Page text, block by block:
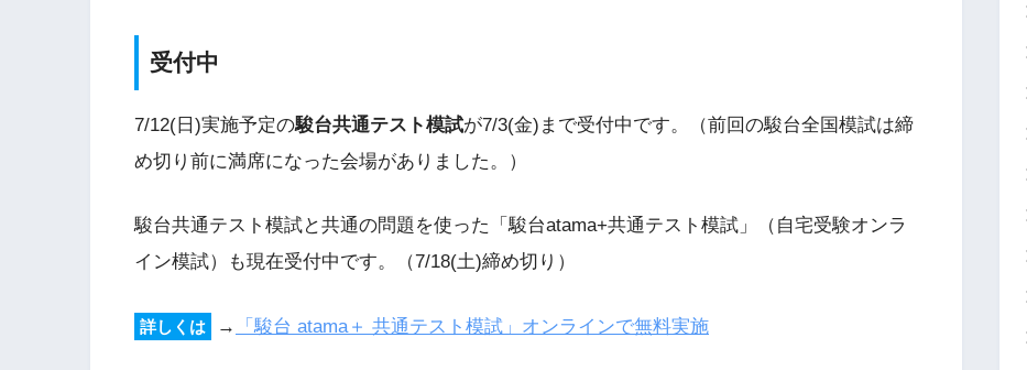
受付中
7/12(日)実施予定の駿台共通テスト模試が7/3(金)まで受付中です。（前回の駿台全国模試は締
め切り前に満席になった会場がありました。）
駿台共通テスト模試と共通の問題を使った「駿台atama+共通テスト模試」（自宅受験オンラ
イン模試）も現在受付中です。（7/18(土)締め切り）
詳しくは → 「駿台 atama＋ 共通テスト模試」オンラインで無料実施